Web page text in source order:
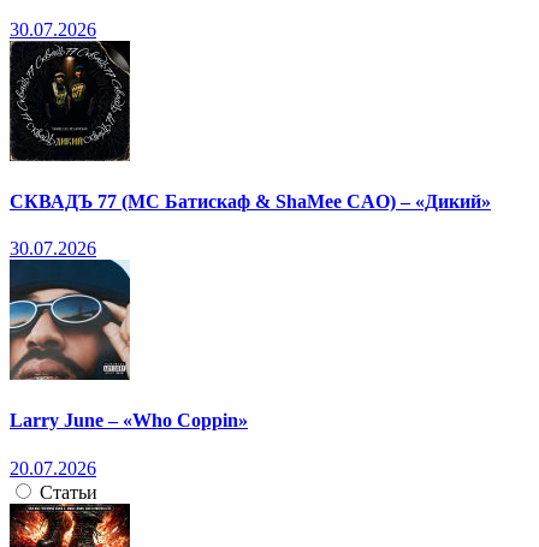
30.07.2026
СКВАДЪ 77 (МС Батискаф & ShaMee CAO) – «Дикий»
30.07.2026
Larry June – «Who Coppin»
20.07.2026
Статьи